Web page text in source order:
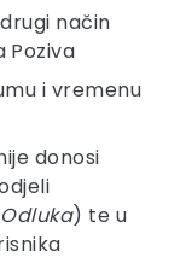
način
Poziva
i vremenu
donosi
) te u